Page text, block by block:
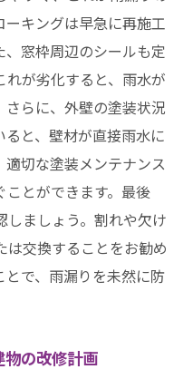
キングは早急に再施工
窓枠周辺のシールも定
が劣化すると、雨水が
らに、外壁の塗装状況
と、壁材が直接雨水に
適切な塗装メンテナンス
ことができます。最後
しましょう。割れや欠け
交換することをお勧め
とで、雨漏りを未然に防
の改修計画